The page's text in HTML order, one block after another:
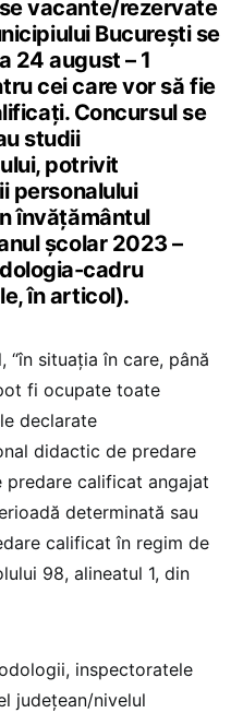
vacante/rezervate
București se
24 august – 1
cei care vor să fie
Concursul se
studii
potrivit
personalului
învățământul
școlar 2023 –
cadru
în articol).
“în situaţia în care, până
fi ocupate toate
declarate
didactic de predare
calificat angajat
determinată sau
calificat în regim de
98, alineatul 1, din
inspectoratele
judeţean/nivelul